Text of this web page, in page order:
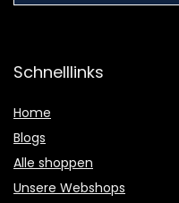
Schnelllinks
Home
Blogs
Alle shoppen
Unsere Webshops